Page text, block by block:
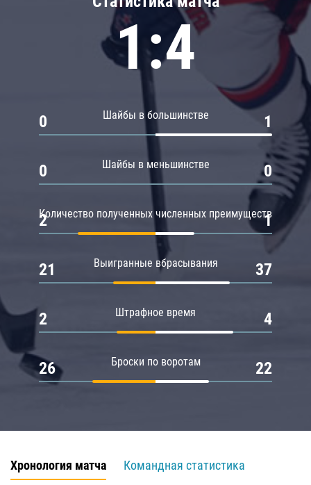
1:4
Шайбы в большинстве
0 1
Шайбы в меньшинстве
0 0
Количество полученных численных преимуществ
2 1
Выигранные вбрасывания
21 37
Штрафное время
2 4
Броски по воротам
26 22
Хронология матча
Командная статистика